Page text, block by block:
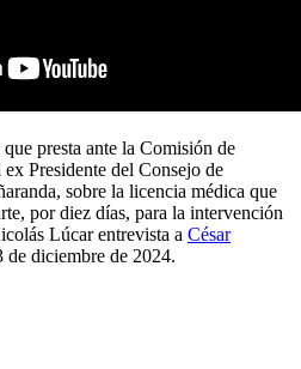
presta ante la Comisión de
Presidente del Consejo de
sobre la licencia médica que
por diez días, para la intervención
Lúcar entrevista a César
de diciembre de 2024.